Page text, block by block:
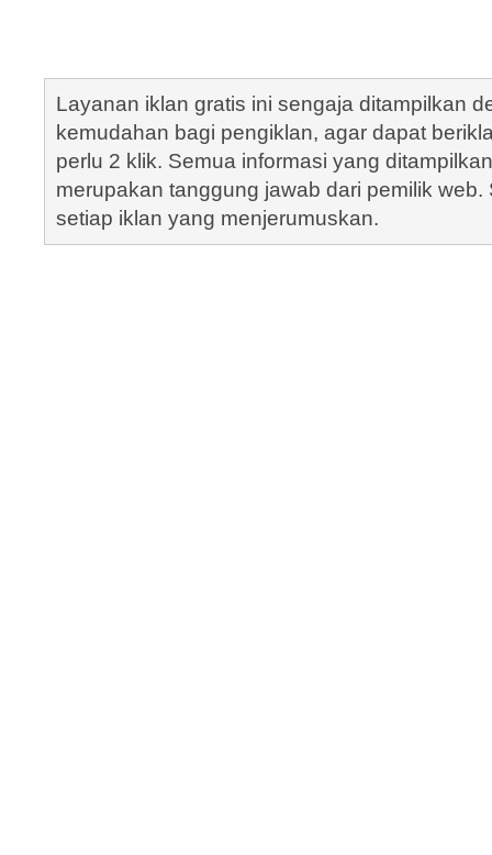
Layanan iklan gratis ini sengaja ditampilkan
kemudahan bagi pengiklan, agar dapat
perlu 2 klik. Semua informasi yang
merupakan tanggung jawab dari pemilik
setiap iklan yang menjerumuskan.